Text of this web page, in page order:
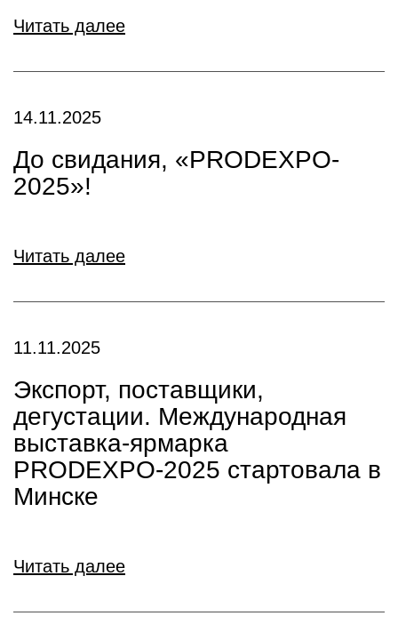
Читать далее
14.11.2025
До свидания, «PRODEXPO-
2025»!
Читать далее
11.11.2025
Экспорт, поставщики,
дегустации. Международная
выставка-ярмарка
PRODEXPO-2025 стартовала в
Минске
Читать далее